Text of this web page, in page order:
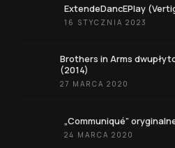
ExtendeDancEPlay
16 STYCZNIA 2023
Brothers in Arms
(2014)
27 MARCA 2020
„Communiqué”
24 MARCA 2020